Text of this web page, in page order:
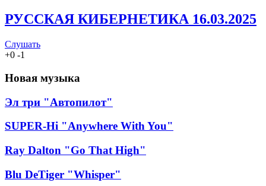
РУССКАЯ КИБЕРНЕТИКА 16.03.2025
Слушать
+0 -1
Новая музыка
Эл три "Автопилот"
SUPER-Hi "Anywhere With You"
Ray Dalton "Go That High"
Blu DeTiger "Whisper"